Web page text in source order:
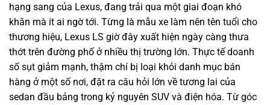
hạng sang của Lexus, đang trải qua một giai đoạn khó
khăn mà ít ai ngờ tới. Từng là mẫu xe làm nên tên tuổi cho
thương hiệu, Lexus LS giờ đây xuất hiện ngày càng thưa
thớt trên đường phố ở nhiều thị trường lớn. Thực tế doanh
số sụt giảm mạnh, thậm chí bị loại khỏi danh mục bán
hàng ở một số nơi, đặt ra câu hỏi lớn về tương lai của
sedan đầu bảng trong kỷ nguyên SUV và điện hóa. Từ góc